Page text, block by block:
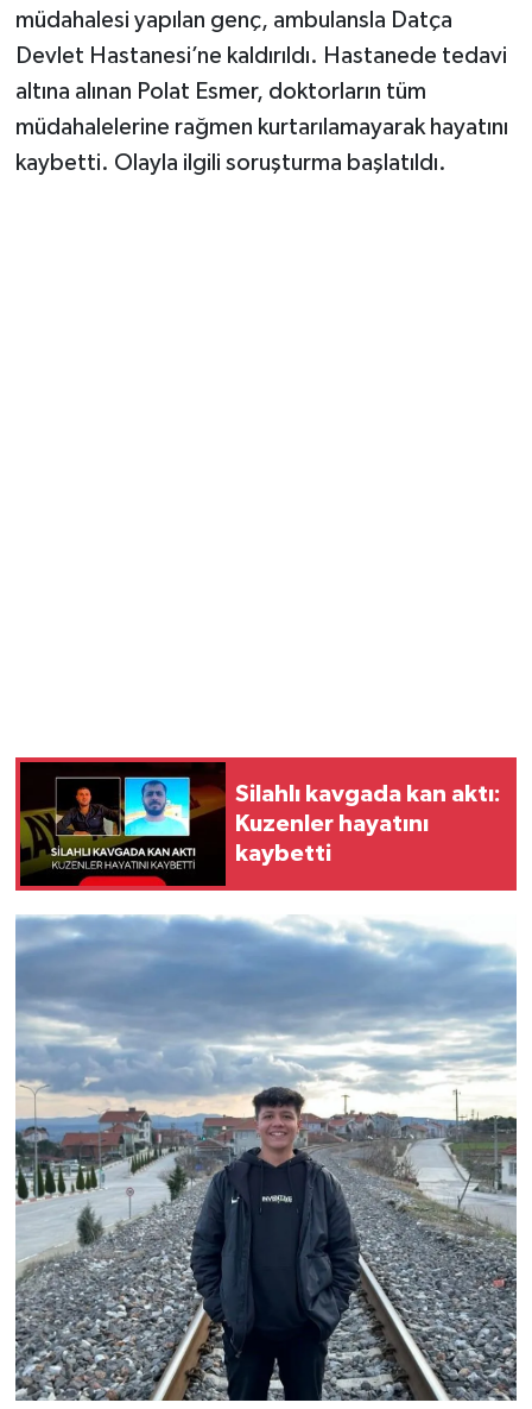
müdahalesi yapılan genç, ambulansla Datça
Devlet Hastanesi’ne kaldırıldı. Hastanede tedavi
altına alınan Polat Esmer, doktorların tüm
müdahalelerine rağmen kurtarılamayarak hayatını
kaybetti. Olayla ilgili soruşturma başlatıldı.
Silahlı kavgada kan aktı:
Kuzenler hayatını
kaybetti